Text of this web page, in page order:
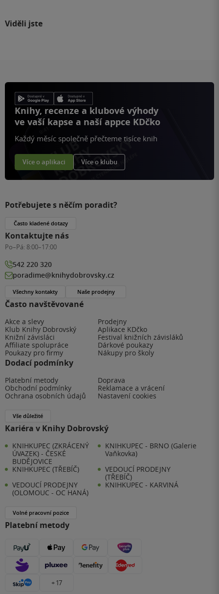
Viděli jste
Knihy, recenze a klubové výhody
ve vaší kapse a naší appce KDčko
Každý měsíc společně přečteme tisíce knih
Více o aplikaci Více o klubu
Často navštěvované
Akce a slevy
Prodejny
Klub Knihy Dobrovský
Aplikace KDčko
Knižní závisláci
Festival knižních závisláků
Affiliate spolupráce
Dárkové poukazy
Poukazy pro firmy
Nákupy pro školy
Dodací podmínky
Platební metody
Doprava
Obchodní podmínky
Reklamace a vrácení
Ochrana osobních údajů
Nastavení cookies
Vše důležité
Kariéra v Knihy Dobrovský
KNIHKUPEC (ZKRÁCENÝ
ÚVAZEK) - ČESKÉ
BUDĚJOVICE
KNIHKUPEC - BRNO (Galerie
Vaňkovka)
KNIHKUPEC (TŘEBÍČ)
VEDOUCÍ PRODEJNY
(TŘEBÍČ)
VEDOUCÍ PRODEJNY
(OLOMOUC - OC HANÁ)
KNIHKUPEC - KARVINÁ
Volné pracovní pozice
Platební metody
+ 17
Potřebujete s něčím poradit?
Často kladené dotazy
Kontaktujte nás
Po–Pá: 8:00–17:00
542 220 320
poradime@knihydobrovsky.cz
Všechny kontakty Naše prodejny